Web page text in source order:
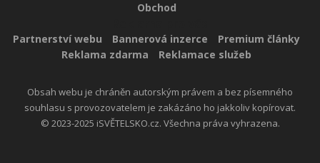
Obchod
Partnerství webu Bannerová inzerce
Premium články
Reklama zdarma
Reklamace služeb
Obsah webu je chráněn autorským právem a bez písemného
souhlasu s provozovatelem je zakázáno ho jakkoliv kopírovat.
© 2023-2025 iSVĚTELSKO.cz. Všechna práva vyhrazena.